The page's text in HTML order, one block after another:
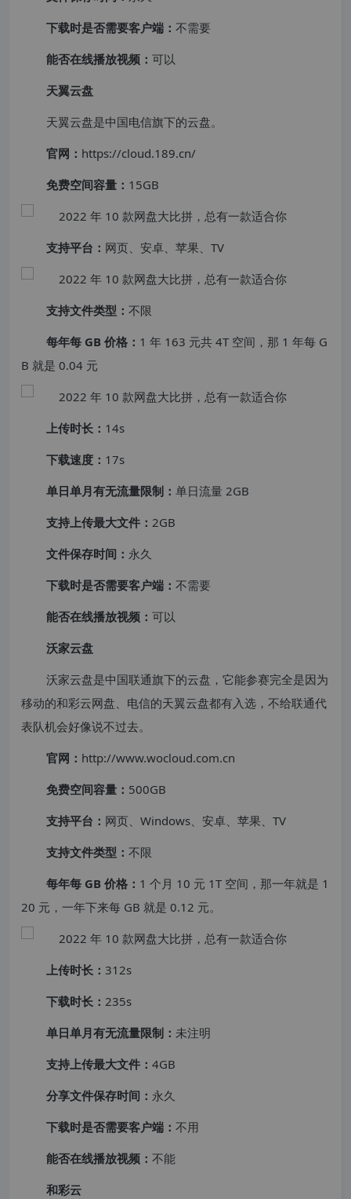
下载时是否需要客户端： 不需要
能否在线播放视频： 可以
天翼云盘
天翼云盘是中国电信旗下的云盘。
官网： https://cloud.189.cn/
免费空间容量： 15GB
支持平台： 网页、安卓、苹果、TV
支持文件类型： 不限
每年每 GB 价格： 1 年 163 元共 4T 空间，那 1 年每 G
B 就是 0.04 元
上传时长： 14s
下载速度： 17s
单日单月有无流量限制： 单日流量 2GB
支持上传最大文件： 2GB
文件保存时间： 永久
下载时是否需要客户端： 不需要
能否在线播放视频： 可以
沃家云盘
沃家云盘是中国联通旗下的云盘，它能参赛完全是因为
移动的和彩云网盘、电信的天翼云盘都有入选，不给联通代
表队机会好像说不过去。
官网： http://www.wocloud.com.cn
免费空间容量： 500GB
支持平台： 网页、Windows、安卓、苹果、TV
支持文件类型： 不限
每年每 GB 价格： 1 个月 10 元 1T 空间，那一年就是 1
20 元，一年下来每 GB 就是 0.12 元。
上传时长： 312s
下载时长： 235s
单日单月有无流量限制： 未注明
支持上传最大文件： 4GB
分享文件保存时间： 永久
下载时是否需要客户端： 不用
能否在线播放视频： 不能
和彩云